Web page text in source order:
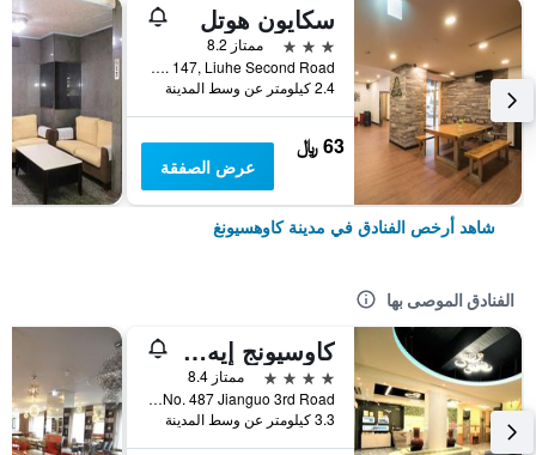
سكايون هوتل
3 نجوم
ممتاز 8.2
No. 147, Liuhe Second Road, مدينة كاوهسيونغ, تايوان
2.4 كيلومتر عن وسط المدينة
63 ﷼
عرض الصفقة
شاهد أرخص الفنادق في مدينة كاوهسيونغ
الفنادق الموصى بها
كاوسيونج إيه هوتل
4 نجوم
ممتاز 8.4
No. 487 Jianguo 3rd Road, مدينة كاوهسيونغ, تايوان
3.3 كيلومتر عن وسط المدينة